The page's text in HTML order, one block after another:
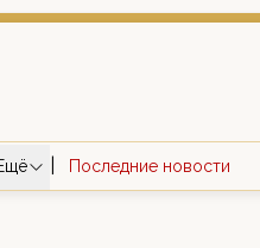
Последние новости